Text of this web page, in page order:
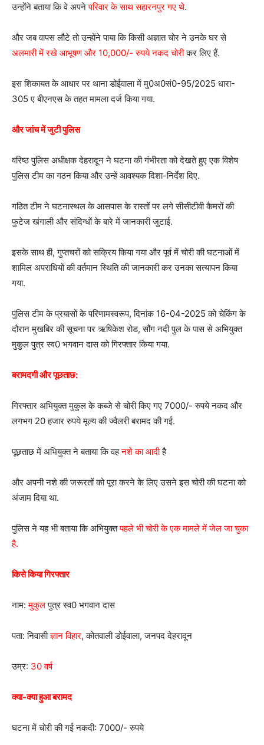
उन्होंने बताया कि वे अपनेपरिवार के साथ सहारनपुर गए थे.
और जब वापस लौटे तो उन्होंने पाया कि किसी अज्ञात चोर ने उनके घर से
अलमारी में रखे आभूषण और 10,000/- रुपये नकद चोरीकर लिए हैं.
इस शिकायत के आधार पर थाना डोईवाला में मु0अ0सं0-95/2025 धारा-
305 ए बीएनएस के तहत मामला दर्ज किया गया.
और जांच में जुटी पुलिस
वरिष्ठ पुलिस अधीक्षक देहरादून ने घटना की गंभीरता को देखते हुए एक विशेष
पुलिस टीम का गठन किया और उन्हें आवश्यक दिशा-निर्देश दिए.
गठित टीम ने घटनास्थल के आसपास के रास्तों पर लगे सीसीटीवी कैमरों की
फुटेज खंगाली और संदिग्धों के बारे में जानकारी जुटाई.
इसके साथ ही, गुप्तचरों को सक्रिय किया गया और पूर्व में चोरी की घटनाओं में
शामिल अपराधियों की वर्तमान स्थिति की जानकारी कर उनका सत्यापन किया
गया.
पुलिस टीम के प्रयासों के परिणामस्वरूप, दिनांक 16-04-2025 को चेकिंग के
दौरान मुखबिर की सूचना पर ऋषिकेश रोड, सौंग नदी पुल के पास से अभियुक्त
मुकुल पुत्र स्व0 भगवान दास को गिरफ्तार किया गया.
बरामदगी और पूछताछ:
गिरफ्तार अभियुक्त मुकुल के कब्जे से चोरी किए गए 7000/- रुपये नकद और
लगभग 20 हजार रुपये मूल्य की ज्वैलरी बरामद की गई.
पूछताछ में अभियुक्त ने बताया कि वहनशे का आदीहै
और अपनी नशे की जरूरतों को पूरा करने के लिए उसने इस चोरी की घटना को
अंजाम दिया था.
पुलिस ने यह भी बताया कि अभियुक्तपहले भी चोरी के एक मामले में जेल जा चुका
है.
किसे किया गिरफ्तार
नाम:मुकुलपुत्र स्व0 भगवान दास
पता: निवासीज्ञान विहार, कोतवाली डोईवाला, जनपद देहरादून
उम्र: 30 वर्ष
क्या-क्या हुआ बरामद
घटना में चोरी की गई नकदी: 7000/- रुपये